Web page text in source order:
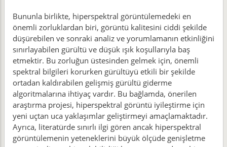
Bununla birlikte, hiperspektral görüntülemedeki en
önemli zorluklardan biri, görüntü kalitesini ciddi şekilde
düşürebilen ve sonraki analiz ve yorumlamanın etkinliğini
sınırlayabilen gürültü ve düşük ışık koşullarıyla baş
etmektir. Bu zorluğun üstesinden gelmek için, önemli
spektral bilgileri korurken gürültüyü etkili bir şekilde
ortadan kaldırabilen gelişmiş gürültü giderme
algoritmalarına ihtiyaç vardır. Bu bağlamda, önerilen
araştırma projesi, hiperspektral görüntü iyileştirme için
yeni uçtan uca yaklaşımlar geliştirmeyi amaçlamaktadır.
Ayrıca, literatürde sınırlı ilgi gören ancak hiperspektral
görüntülemenin yeteneklerini büyük ölçüde genişletme